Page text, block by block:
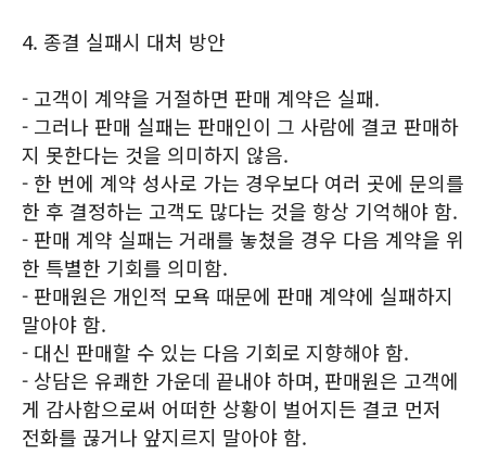
4. 종결 실패시 대처 방안
- 고객이 계약을 거절하면 판매 계약은 실패.
- 그러나 판매 실패는 판매인이 그 사람에 결코 판매하
지 못한다는 것을 의미하지 않음.
- 한 번에 계약 성사로 가는 경우보다 여러 곳에 문의를
한 후 결정하는 고객도 많다는 것을 항상 기억해야 함.
- 판매 계약 실패는 거래를 놓쳤을 경우 다음 계약을 위
한 특별한 기회를 의미함.
- 판매원은 개인적 모욕 때문에 판매 계약에 실패하지
말아야 함.
- 대신 판매할 수 있는 다음 기회로 지향해야 함.
- 상담은 유쾌한 가운데 끝내야 하며, 판매원은 고객에
게 감사함으로써 어떠한 상황이 벌어지든 결코 먼저
전화를 끊거나 앞지르지 말아야 함.